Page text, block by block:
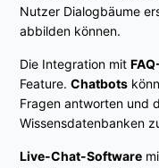
Nutzer Dialogbäume
abbilden können.
Die Integration mit
Feature.Chatbots
Fragen antworten und
Wissensdatenbanken
Live-Chat-Software